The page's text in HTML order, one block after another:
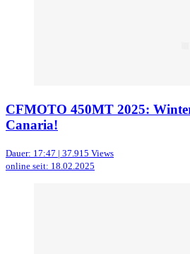
CFMOTO 450MT 2025:
Canaria!
Dauer: 17:47 | 37.915 Views
online seit: 18.02.2025